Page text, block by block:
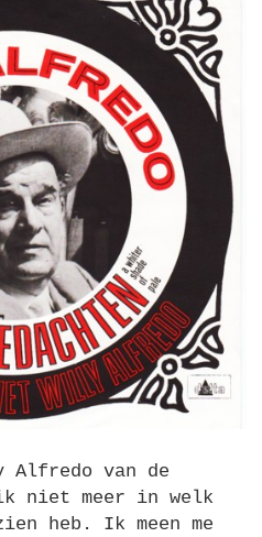
Alfredo van de
niet meer in welk
heb. Ik meen me